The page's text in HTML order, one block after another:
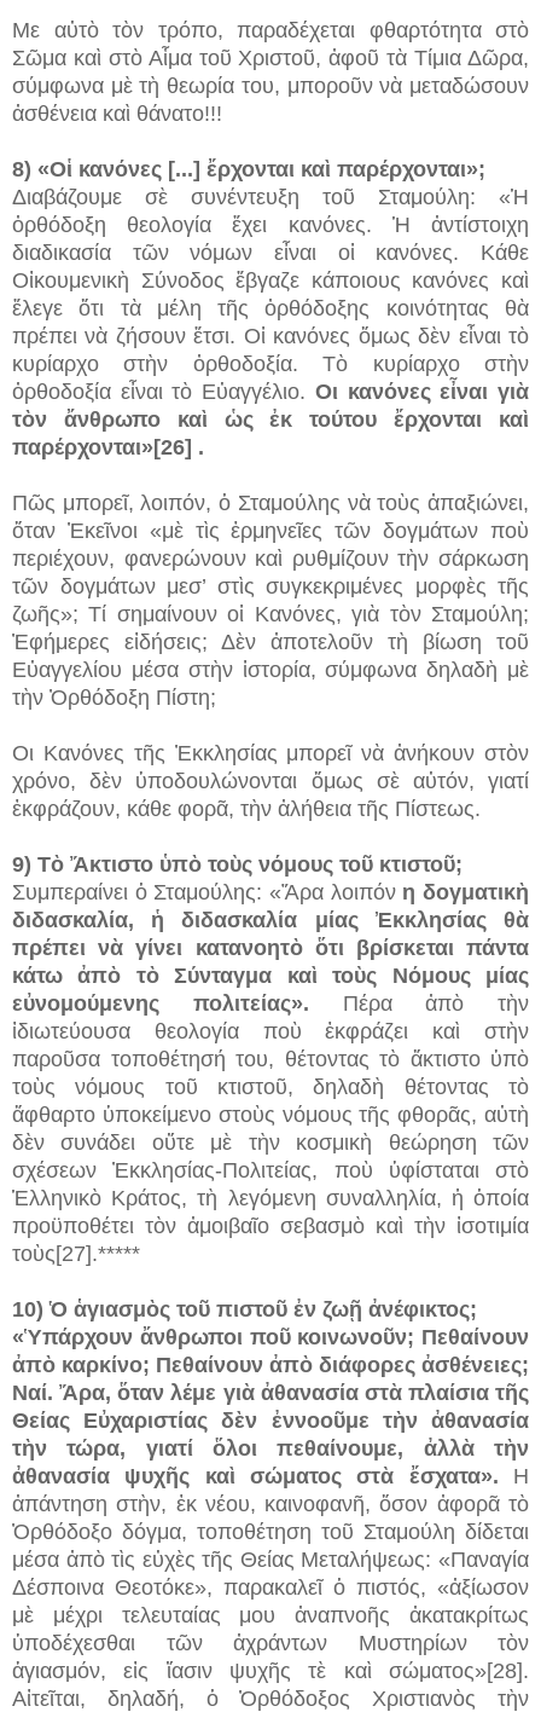
Με αὐτὸ τὸν τρόπο, παραδέχεται φθαρτότητα στὸ
Σῶμα καὶ στὸ Αἷμα τοῦ Χριστοῦ, ἀφοῦ τὰ Τίμια Δῶρα,
σύμφωνα μὲ τὴ θεωρία του, μποροῦν νὰ μεταδώσουν
ἀσθένεια καὶ θάνατο!!!
8) «Οἱ κανόνες [...] ἔρχονται καὶ παρέρχονται»;
Διαβάζουμε σὲ συνέντευξη τοῦ Σταμούλη: «Ἡ
ὀρθόδοξη θεολογία ἔχει κανόνες. Ἡ ἀντίστοιχη
διαδικασία τῶν νόμων εἶναι οἱ κανόνες. Κάθε
Οἰκουμενικὴ Σύνοδος ἔβγαζε κάποιους κανόνες καὶ
ἔλεγε ὅτι τὰ μέλη τῆς ὀρθόδοξης κοινότητας θὰ
πρέπει νὰ ζήσουν ἔτσι. Οἱ κανόνες ὅμως δὲν εἶναι τὸ
κυρίαρχο στὴν ὀρθοδοξία. Τὸ κυρίαρχο στὴν
ὀρθοδοξία εἶναι τὸ Εὐαγγέλιο. Οι κανόνες εἶναι γιὰ
τὸν ἄνθρωπο καὶ ὡς ἐκ τούτου ἔρχονται καὶ
παρέρχονται»[26] .
Πῶς μπορεῖ, λοιπόν, ὁ Σταμούλης νὰ τοὺς ἀπαξιώνει,
ὅταν Ἐκεῖνοι «μὲ τὶς ἑρμηνεῖες τῶν δογμάτων ποὺ
περιέχουν, φανερώνουν καὶ ρυθμίζουν τὴν σάρκωση
τῶν δογμάτων μεσ’ στὶς συγκεκριμένες μορφὲς τῆς
ζωῆς»; Τί σημαίνουν οἱ Κανόνες, γιὰ τὸν Σταμούλη;
Ἐφήμερες εἰδήσεις; Δὲν ἀποτελοῦν τὴ βίωση τοῦ
Εὐαγγελίου μέσα στὴν ἱστορία, σύμφωνα δηλαδὴ μὲ
τὴν Ὀρθόδοξη Πίστη;
Οι Κανόνες τῆς Ἐκκλησίας μπορεῖ νὰ ἀνήκουν στὸν
χρόνο, δὲν ὑποδουλώνονται ὅμως σὲ αὐτόν, γιατί
ἐκφράζουν, κάθε φορᾶ, τὴν ἀλήθεια τῆς Πίστεως.
9) Τὸ Ἄκτιστο ὑπὸ τοὺς νόμους τοῦ κτιστοῦ;
Συμπεραίνει ὁ Σταμούλης: «Ἄρα λοιπόν η δογματικὴ
διδασκαλία, ἡ διδασκαλία μίας Ἐκκλησίας
θὰ
πρέπει νὰ γίνει κατανοητὸ ὅτι βρίσκεται πάντα
κάτω ἀπὸ τὸ Σύνταγμα καὶ τοὺς Νόμους μίας
εὐνομούμενης πολιτείας». Πέρα ἀπὸ τὴν
ἰδιωτεύουσα θεολογία ποὺ ἐκφράζει καὶ στὴν
παροῦσα τοποθέτησή του, θέτοντας τὸ ἄκτιστο ὑπὸ
τοὺς νόμους τοῦ κτιστοῦ, δηλαδὴ θέτοντας τὸ
ἄφθαρτο ὑποκείμενο στοὺς νόμους τῆς φθορᾶς, αὐτὴ
δὲν συνάδει οὔτε μὲ τὴν κοσμικὴ θεώρηση τῶν
σχέσεων Ἐκκλησίας-Πολιτείας, ποὺ ὑφίσταται στὸ
Ἑλληνικὸ Κράτος, τὴ λεγόμενη συναλληλία, ἡ ὁποία
προϋποθέτει τὸν ἀμοιβαῖο σεβασμὸ καὶ τὴν ἰσοτιμία
τοὺς[27].*****
10) Ὁ ἁγιασμὸς τοῦ πιστοῦ ἐν ζωῇ ἀνέφικτος;
«Ὑπάρχουν ἄνθρωποι ποῦ κοινωνοῦν; Πεθαίνουν
ἀπὸ καρκίνο; Πεθαίνουν ἀπὸ διάφορες ἀσθένειες;
Ναί. Ἄρα, ὅταν λέμε γιὰ ἀθανασία στὰ πλαίσια τῆς
Θείας Εὐχαριστίας δὲν ἐννοοῦμε τὴν ἀθανασία
τὴν τώρα, γιατί ὅλοι πεθαίνουμε, ἀλλὰ τὴν
ἀθανασία ψυχῆς καὶ σώματος στὰ ἔσχατα». Η
ἀπάντηση στὴν, ἐκ νέου, καινοφανῆ, ὅσον ἀφορᾶ τὸ
Ὀρθόδοξο δόγμα, τοποθέτηση τοῦ Σταμούλη δίδεται
μέσα ἀπὸ τὶς εὐχὲς τῆς Θείας Μεταλήψεως: «Παναγία
Δέσποινα Θεοτόκε», παρακαλεῖ ὁ πιστός, «ἀξίωσον
μὲ μέχρι τελευταίας μου ἀναπνοῆς ἀκατακρίτως
ὑποδέχεσθαι τῶν ἀχράντων Μυστηρίων τὸν
ἁγιασμόν, εἰς ἴασιν ψυχῆς τὲ καὶ σώματος»[28].
Αἰτεῖται, δηλαδή, ὁ Ὀρθόδοξος Χριστιανὸς τὴν